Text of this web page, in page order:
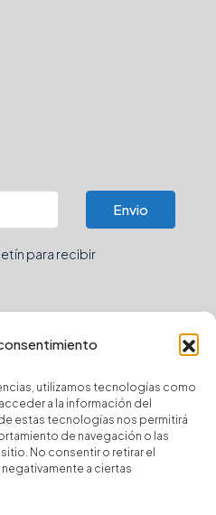
utilizamos tecnologías como
a la información del
estas tecnologías nos permitirá
de navegación o las
No consentir o retirar el
a ciertas
Envio
para recibir
los derechos reservados